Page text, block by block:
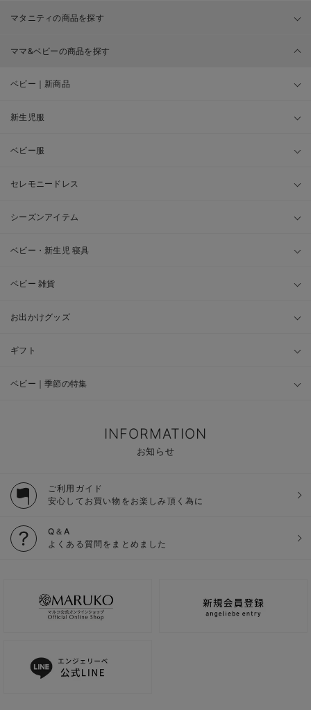
マタニティの商品を探す
ママ&ベビーの商品を探す
ベビー｜新商品
新生児服
ベビー服
セレモニードレス
シーズンアイテム
ベビー・新生児 寝具
ベビー 雑貨
お出かけグッズ
ギフト
ベビー｜季節の特集
INFORMATION
お知らせ
ご利用ガイド
安心してお買い物をお楽しみ頂く為に
Q＆A
よくある質問をまとめました